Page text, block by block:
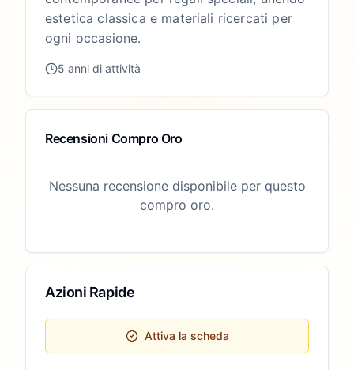
estetica classica e materiali ricercati per
ogni occasione.
5 anni di attività
Recensioni Compro Oro
Nessuna recensione disponibile per questo
compro oro.
Azioni Rapide
Attiva la scheda